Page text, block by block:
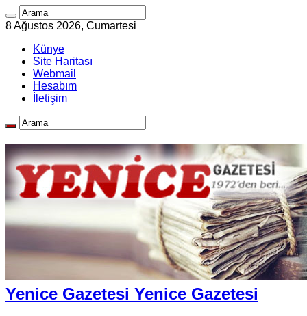
8 Ağustos 2026, Cumartesi
Künye
Site Haritası
Webmail
Hesabım
İletişim
Yenice Gazetesi Yenice Gazetesi